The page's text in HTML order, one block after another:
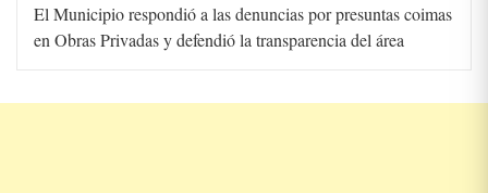
El Municipio respondió a las denuncias por presuntas coimas
en Obras Privadas y defendió la transparencia del área